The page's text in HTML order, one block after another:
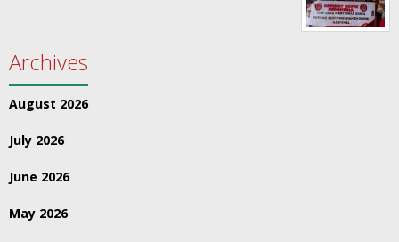
Archives
August 2026
July 2026
June 2026
May 2026